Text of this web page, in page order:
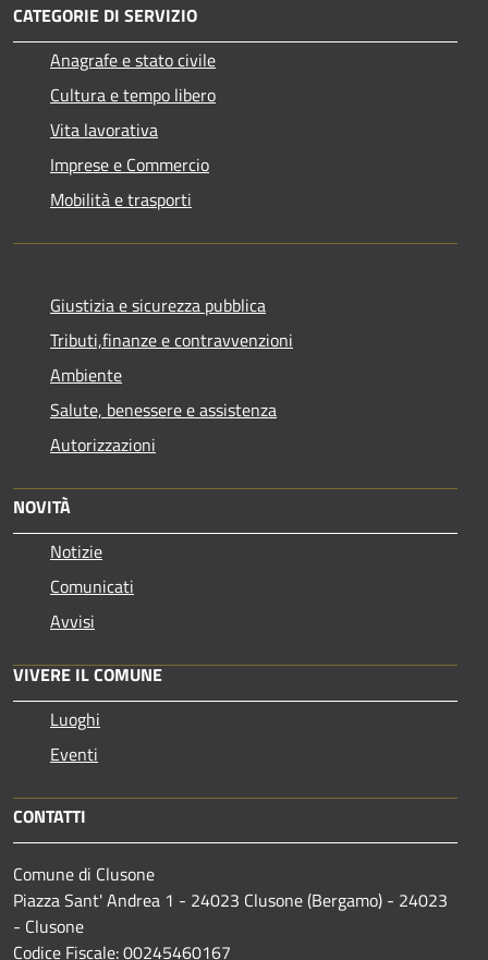
CATEGORIE DI SERVIZIO
Anagrafe e stato civile
Cultura e tempo libero
Vita lavorativa
Imprese e Commercio
Mobilità e trasporti
Giustizia e sicurezza pubblica
Tributi,finanze e contravvenzioni
Ambiente
Salute, benessere e assistenza
Autorizzazioni
NOVITÀ
Notizie
Comunicati
Avvisi
VIVERE IL COMUNE
Luoghi
Eventi
CONTATTI
Comune di Clusone
Piazza Sant' Andrea 1 - 24023 Clusone (Bergamo) - 24023
- Clusone
Codice Fiscale: 00245460167